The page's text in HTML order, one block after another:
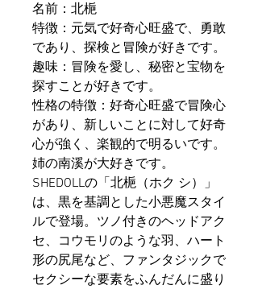
名前：北梔
特徴：元気で好奇心旺盛で、勇敢
であり、探検と冒険が好きです。
趣味：冒険を愛し、秘密と宝物を
探すことが好きです。
性格の特徴：好奇心旺盛で冒険心
があり、新しいことに対して好奇
心が強く、楽観的で明るいです。
姉の南溪が大好きです。
SHEDOLLの「北梔（ホク シ）」
は、黒を基調とした小悪魔スタイ
ルで登場。ツノ付きのヘッドアク
セ、コウモリのような羽、ハート
形の尻尾など、ファンタジックで
セクシーな要素をふんだんに盛り